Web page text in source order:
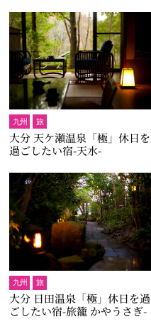
九州 旅
大分 天ケ瀬温泉「極」休日を
過ごしたい宿-天水-
九州 旅
大分 日田温泉「極」休日を過
ごしたい宿-旅籠 かやうさぎ-